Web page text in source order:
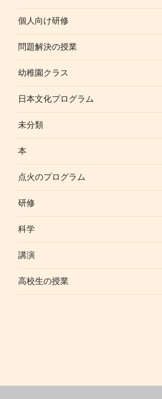
個人向け研修
問題解決の授業
幼稚園クラス
日本文化プログラム
未分類
本
点火のプログラム
研修
科学
講演
高校生の授業